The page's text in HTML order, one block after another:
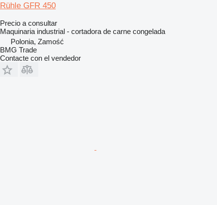
Rühle GFR 450
Precio a consultar
Maquinaria industrial - cortadora de carne congelada
Polonia, Zamość
BMG Trade
Contacte con el vendedor